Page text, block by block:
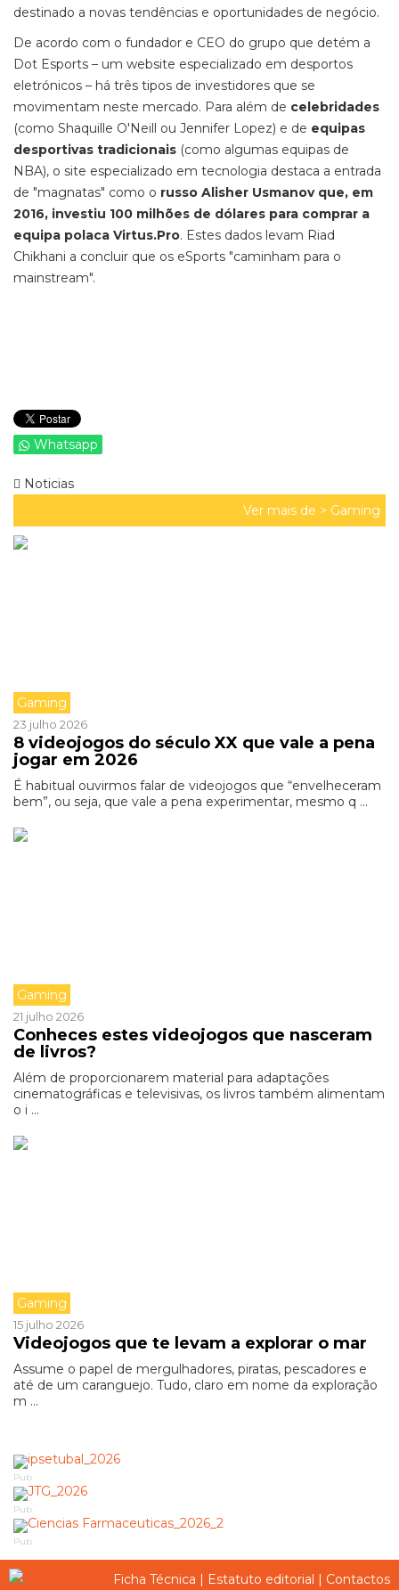
destinado a novas tendências e oportunidades de negócio.
De acordo com o fundador e CEO do grupo que detém a
Dot Esports – um website especializado em desportos
eletrónicos – há três tipos de investidores que se
movimentam neste mercado. Para além de celebridades
(como Shaquille O'Neill ou Jennifer Lopez) e de equipas
desportivas tradicionais (como algumas equipas de
NBA), o site especializado em tecnologia destaca a entrada
de "magnatas" como o russo Alisher Usmanov que, em
2016, investiu 100 milhões de dólares para comprar a
equipa polaca Virtus.Pro. Estes dados levam Riad
Chikhani a concluir que os eSports "caminham para o
mainstream".
Whatsapp
Noticias
Ver mais de > Gaming
Gaming
23 julho 2026
8 videojogos do século XX que vale a pena
jogar em 2026
É habitual ouvirmos falar de videojogos que “envelheceram
bem”, ou seja, que vale a pena experimentar, mesmo q ...
Gaming
21 julho 2026
Conheces estes videojogos que nasceram
de livros?
Além de proporcionarem material para adaptações
cinematográficas e televisivas, os livros também alimentam
o i ...
Gaming
15 julho 2026
Videojogos que te levam a explorar o mar
Assume o papel de mergulhadores, piratas, pescadores e
até de um caranguejo. Tudo, claro em nome da exploração
m ...
Pub
Pub
Pub
Ficha Técnica | Estatuto editorial | Contactos